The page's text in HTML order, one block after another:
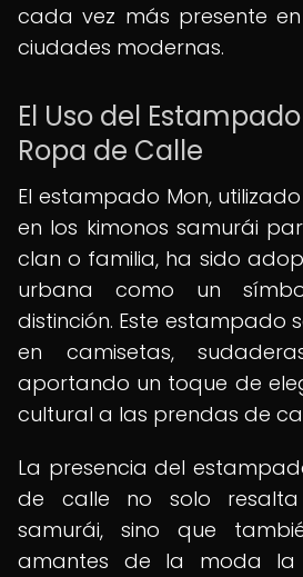
cada vez más presente
ciudades modernas.
El Uso del
Ropa de Calle
El estampado Mon,
en los kimonos samurái
clan o familia, ha sido
urbana como un
distinción. Este estampado
en camisetas,
aportando un toque de
cultural a las prendas de
La presencia del
de calle no solo
samurái, sino que
amantes de la moda la